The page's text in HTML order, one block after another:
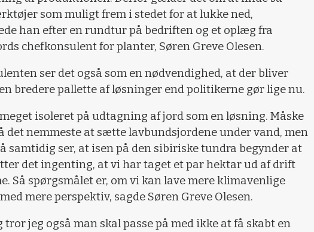
som muligt frem i stedet for at lukke ned,
han efter en rundtur på bedriften og et oplæg fra
chefkonsulent for planter, Søren Greve Olesen.
ser det også som en nødvendighed, at der bliver
bredere pallette af løsninger end politikerne gør lige nu.
isoleret på udtagning af jord som en løsning. Måske
det nemmeste at sætte lavbundsjordene under vand, men
samtidig ser, at isen på den sibiriske tundra begynder at
det ingenting, at vi har taget et par hektar ud af drift
Så spørgsmålet er, om vi kan lave mere klimavenlige
mere perspektiv, sagde Søren Greve Olesen.
tror jeg også man skal passe på med ikke at få skabt en